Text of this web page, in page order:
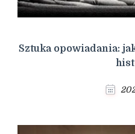
Sztuka opowiadania: